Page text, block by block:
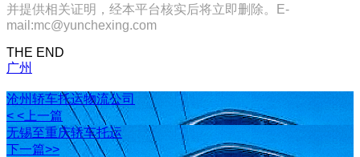
并提供相关证明，经本平台核实后将立即删除。E-
mail:mc@yunchexing.com
THE END
广州
沧州轿车托运物流公司
< <上一篇
无锡至重庆轿车托运
下一篇>>